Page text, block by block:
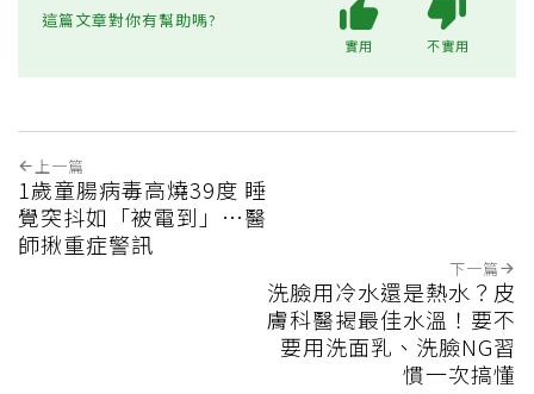
這篇文章對你有幫助嗎?
實用 不實用
上一篇
1歲童腸病毒高燒39度 睡
覺突抖如「被電到」…醫
師揪重症警訊
下一篇
洗臉用冷水還是熱水？皮
膚科醫揭最佳水溫！要不
要用洗面乳、洗臉NG習
慣一次搞懂